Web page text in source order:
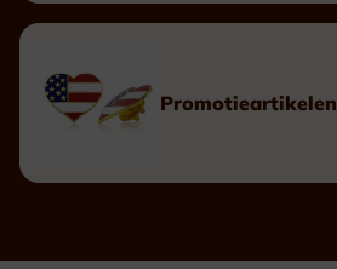
Promotieartikelen